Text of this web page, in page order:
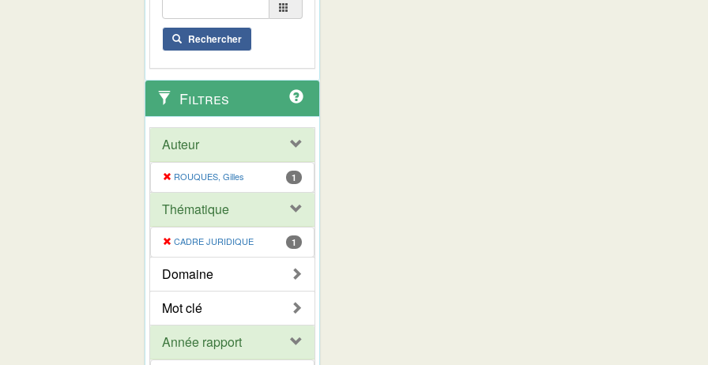
Rechercher
Filtres
Auteur
ROUQUES, Gilles 1
Thématique
CADRE JURIDIQUE 1
Domaine
Mot clé
Année rapport